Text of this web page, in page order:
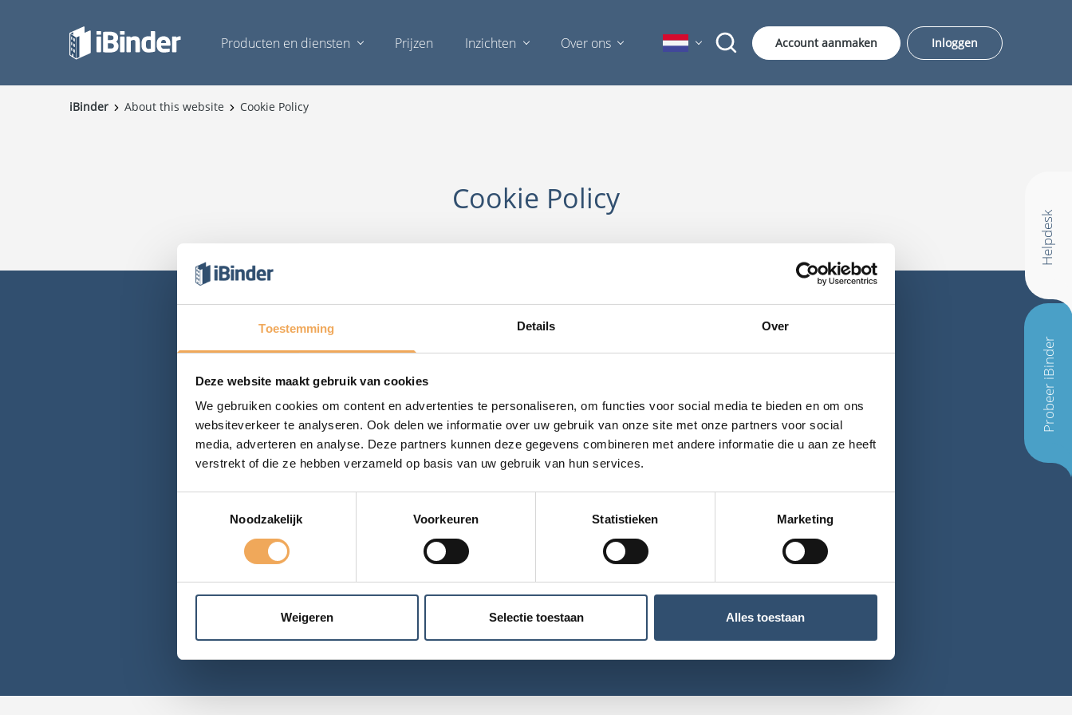
Toestemming Details Over
Deze website maakt gebruik van cookies
We gebruiken cookies om content en advertenties te personaliseren, om functies voor social media te bieden en om ons
websiteverkeer te analyseren. Ook delen we informatie over uw gebruik van onze site met onze partners voor social
media, adverteren en analyse. Deze partners kunnen deze gegevens combineren met andere informatie die u aan ze heeft
verstrekt of die ze hebben verzameld op basis van uw gebruik van hun services.
Noodzakelijk
Voorkeuren Statistieken Marketing
Weigeren Selectie toestaan Alles toestaan
Producten en diensten Prijzen Inzichten Over ons Account aanmaken Inloggen
iBinder About this website Cookie Policy
Cookie Policy
Helpdesk
Probeer iBinder
AlgemeenHelpdesk Email
Cookie beleid Privacybeleid Over deze site Whistleblower service Cookie-instellingen
We maken gebruik van Microsoft Azure als dienstverlener. Microsoft is ISO27001- en ISO27018-gecertificeerd.